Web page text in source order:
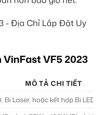
VF5 2023
MÔ TẢ CHI TIẾT
Bi Laser, hoặc kết hợp Bi LED